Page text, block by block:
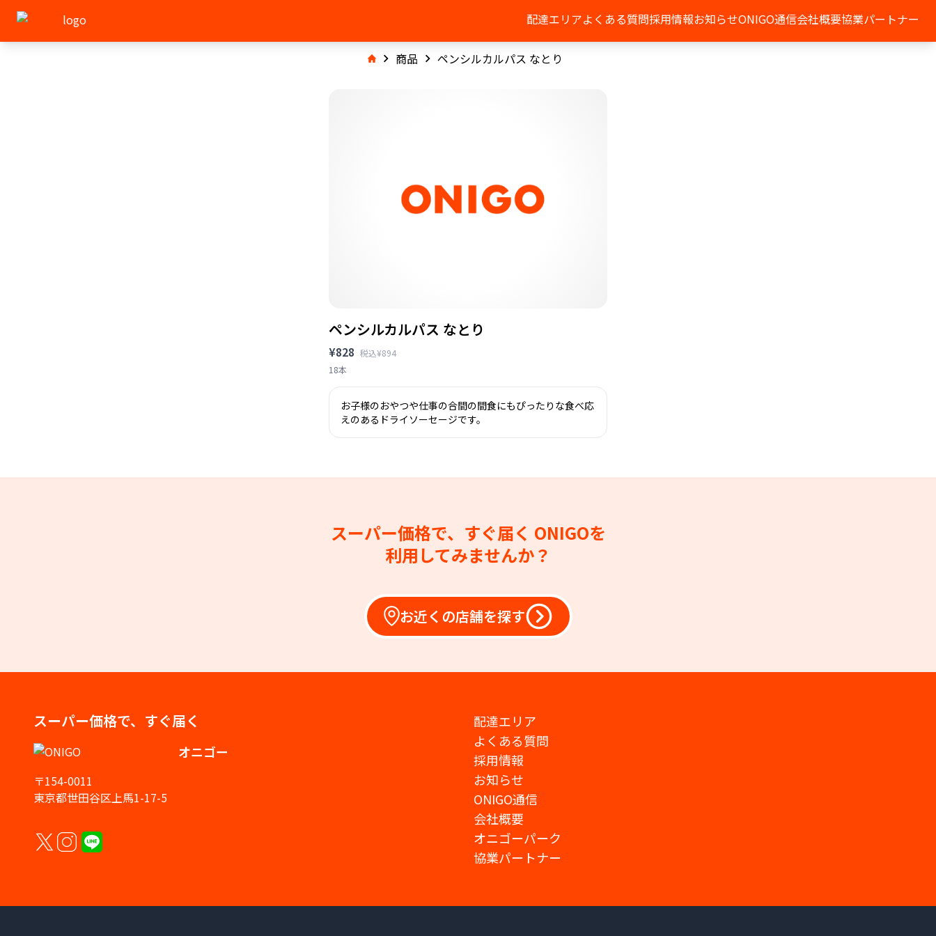
配達エリアよくある質問採用情報お知らせONIGO通信会社概要協業パートナー
商品 ペンシルカルパス なとり
ペンシルカルパス なとり
¥828 税込¥894
18本
お子様のおやつや仕事の合間の間食にもぴったりな食べ応
えのあるドライソーセージです。
スーパー価格で、すぐ届く ONIGOを
利用してみませんか？
お近くの店舗を探す
スーパー価格で、すぐ届く
オニゴー
〒154-0011
東京都世田谷区上馬1-17-5
配達エリア
よくある質問
採用情報
お知らせ
ONIGO通信
会社概要
オニゴーパーク
協業パートナー